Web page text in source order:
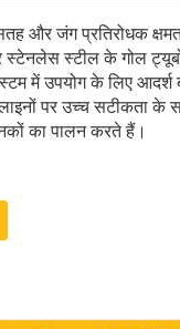
और जंग प्रतिरोधक
स्टेनलेस स्टील के गोल
में उपयोग के लिए
पर उच्च सटीकता के
का पालन करते हैं।